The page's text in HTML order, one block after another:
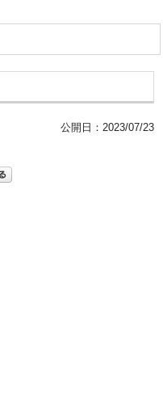
公開日： 2023/07/23